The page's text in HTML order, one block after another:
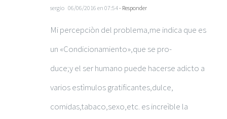
sergio 06/06/2016 en 07:54- Responder
Mi percepciòn del problema,me indica que es
un «Condicionamiento»,que se pro-
duce;y el ser humano puede hacerse adicto a
varios estìmulos gratificantes,dulce,
comidas,tabaco,sexo,etc. es increìble la